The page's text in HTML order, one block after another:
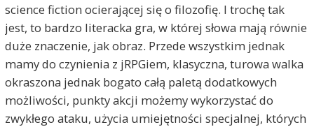
science fiction ocierającej się o filozofię. I trochę tak
jest, to bardzo literacka gra, w której słowa mają równie
duże znaczenie, jak obraz. Przede wszystkim jednak
mamy do czynienia z jRPGiem, klasyczna, turowa walka
okraszona jednak bogato całą paletą dodatkowych
możliwości, punkty akcji możemy wykorzystać do
zwykłego ataku, użycia umiejętności specjalnej, których